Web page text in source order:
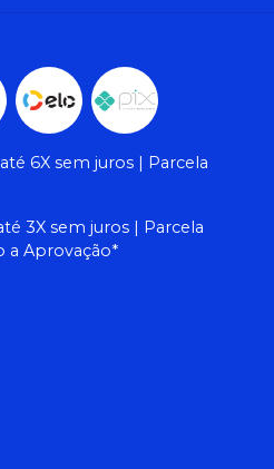
6X sem juros | Parcela
3X sem juros | Parcela
a Aprovação*